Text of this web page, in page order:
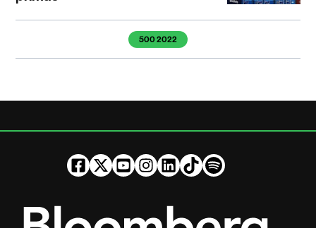
Temas de este artículo500 2022